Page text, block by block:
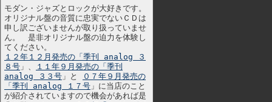
モダン・ジャズとロックが大好きです。
オリジナル盤の音質に忠実でないＣＤは
申し訳ございませんが取り扱っていませ
ん。 是非オリジナル盤の迫力を体験し
てください。
１２年１２月発売の「季刊 analog ３
８号 」、
１１年９月発売の「季刊
analog ３３号 」と
０７年９月発売の
「季刊 analog １７号 」に当店のこと
が紹介されていますので機会があれば是